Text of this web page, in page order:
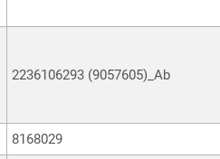
2236106293 (9057605)_Ab
8168029